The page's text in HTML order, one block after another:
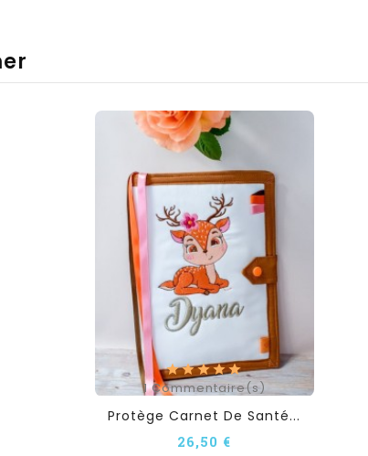
1Commentaire(s)
Protège Carnet De Santé...
26,50 €